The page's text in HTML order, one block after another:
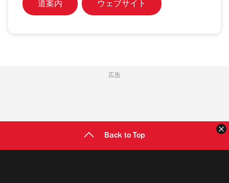
道案内 ウェブサイト
広告
Back to Top